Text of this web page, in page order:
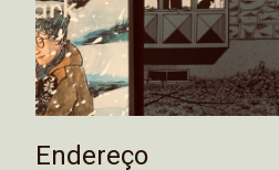
Endereço